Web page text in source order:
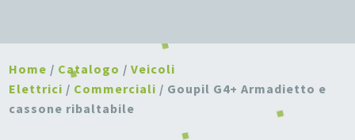
Home / Catalogo /Veicoli
Elettrici / Commerciali / Goupil G4+ Armadietto e
cassone ribaltabile